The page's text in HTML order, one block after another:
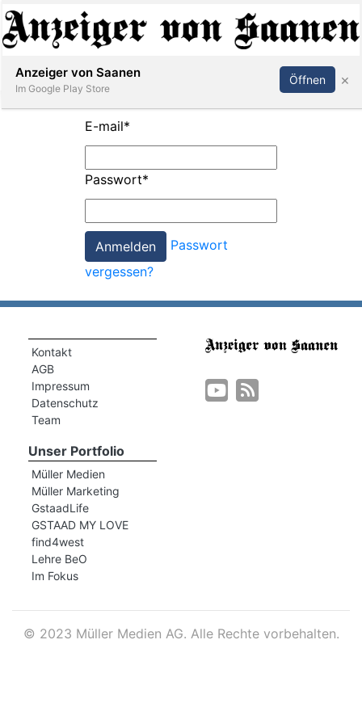
Abonnieren Anmelden
E-mail*
Passwort*
Passwort
vergessen?
Kontakt
AGB
Impressum
Datenschutz
Team
Unser Portfolio
Müller Medien
Müller Marketing
GstaadLife
GSTAAD MY LOVE
find4west
Lehre BeO
Im Fokus
© 2023 Müller Medien AG. Alle Rechte vorbehalten.
Anzeiger von Saanen
Im Google Play Store
Öffnen ×